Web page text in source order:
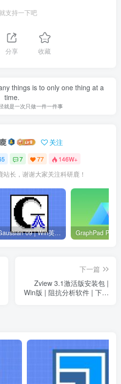
支持一下吧
分享 收藏
things is to only one thing at a
time.
就是一次只做一件一件事
关注
7 77 146W+
站长，谢谢大家关注科研鹿！
Gaussian 09 | Win英文版 | 量子化学软件 | 安装教程
下一篇
Zview 3.1激活版安装包 |
Win版 | 阻抗分析软件 | 下载